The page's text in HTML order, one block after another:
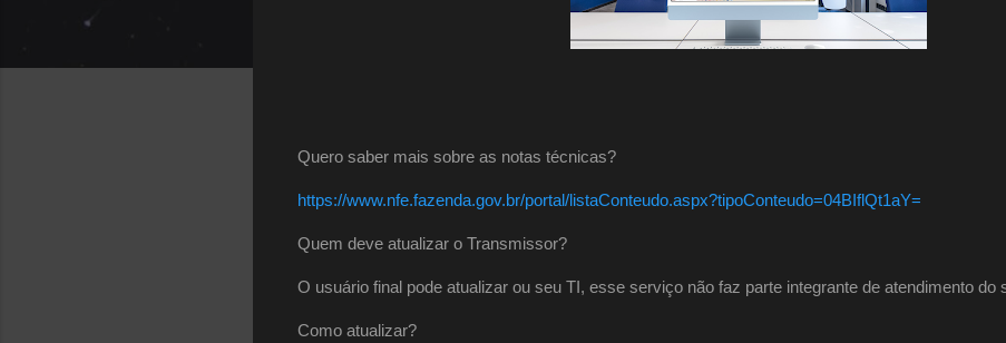
Quero saber mais sobre as notas técnicas?
https://www.nfe.fazenda.gov.br/portal/listaConteudo.aspx?tipoConteudo=04BIflQt1aY=
Quem deve atualizar o Transmissor?
O usuário final pode atualizar ou seu TI, esse serviço não faz parte integrante de atendimento do
Como atualizar?